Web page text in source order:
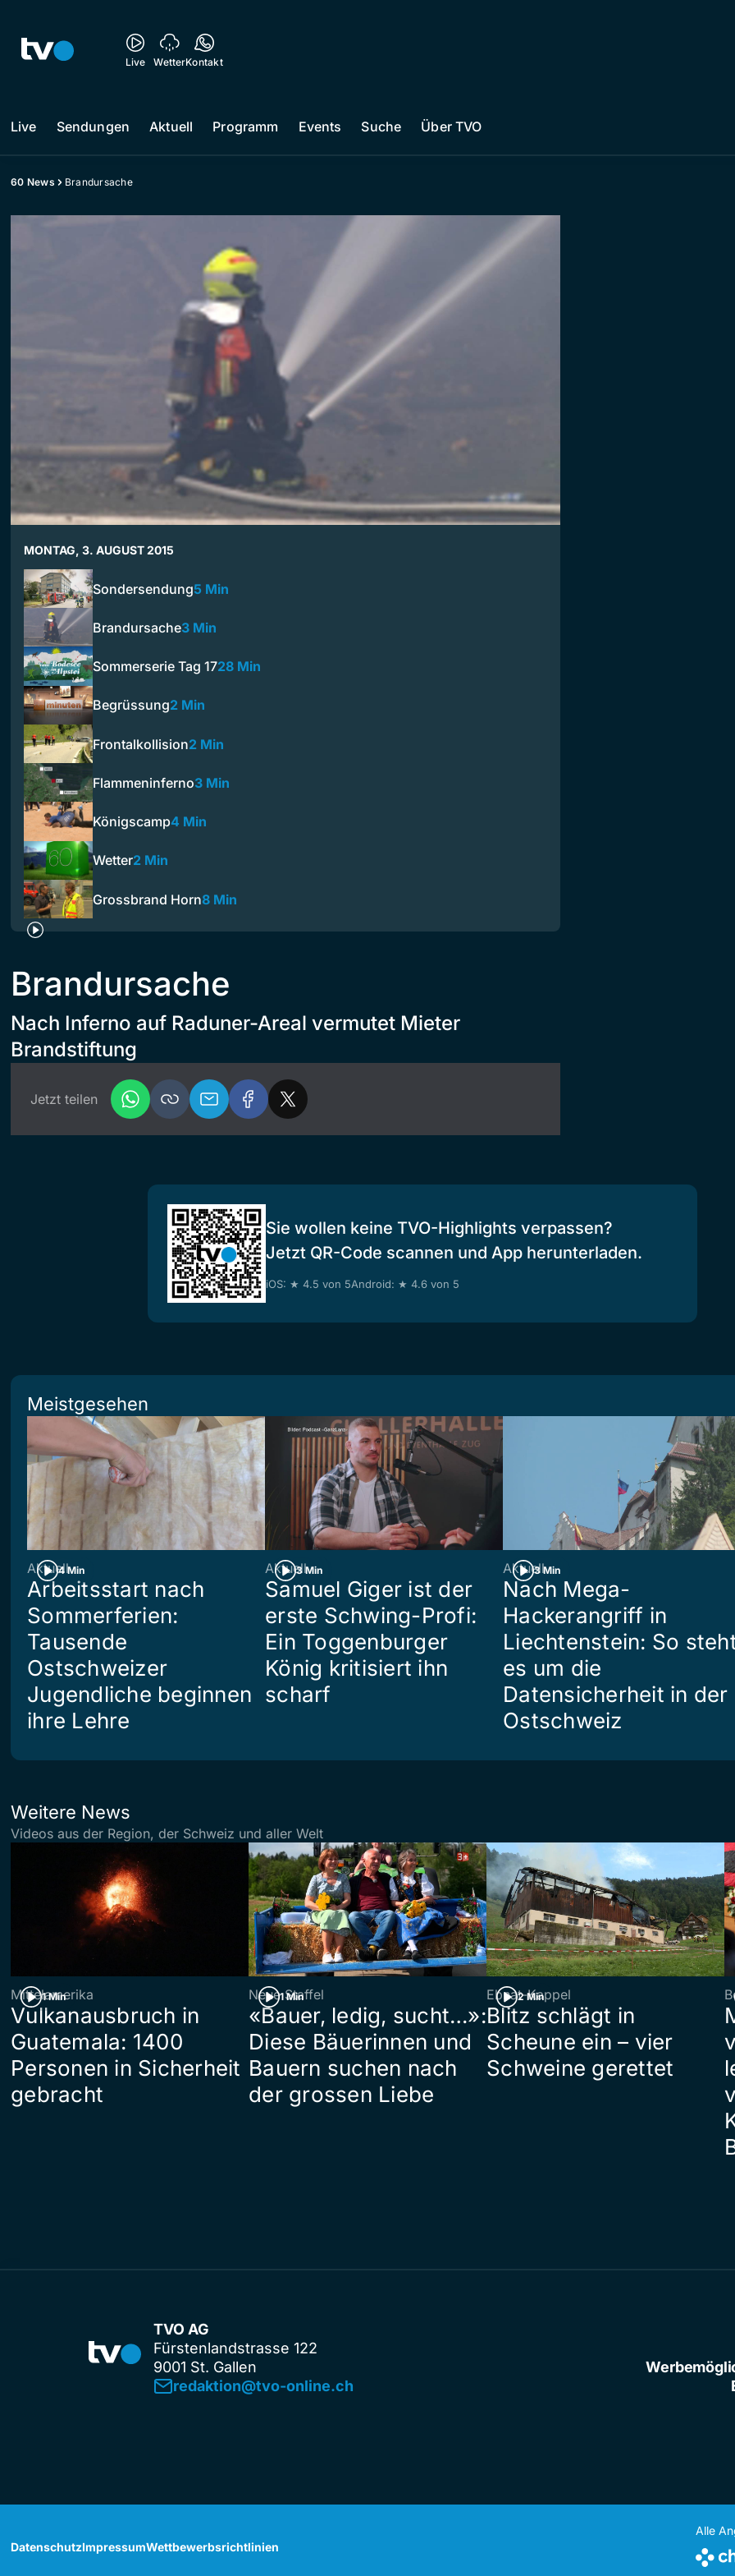
Live WetterKontakt
Live Sendungen Aktuell Programm Events Suche Über TVO
60 News Brandursache
MONTAG, 3. AUGUST 2015
Sondersendung5 Min
Brandursache3 Min
Sommerserie Tag 1728 Min
Begrüssung2 Min
Frontalkollision2 Min
Flammeninferno3 Min
Königscamp4 Min
Wetter2 Min
Grossbrand Horn8 Min
Brandursache
Nach Inferno auf Raduner-Areal vermutet Mieter
Brandstiftung
Jetzt teilen
Sie wollen keine TVO-Highlights verpassen?
Jetzt QR-Code scannen und App herunterladen.
iOS: ★ 4.5 von 5Android: ★ 4.6 von 5
Meistgesehen
4 Min
Aktuell
Arbeitsstart nach
Sommerferien:
Tausende
Ostschweizer
Jugendliche beginnen
ihre Lehre
3 Min
Aktuell
Samuel Giger ist der
erste Schwing-Profi:
Ein Toggenburger
König kritisiert ihn
scharf
3 Min
Aktuell
Nach Mega-
Hackerangriff in
Liechtenstein: So
es um die
Datensicherheit in der
Ostschweiz
Weitere News
Videos aus der Region, der Schweiz und aller Welt
1 Min
Mittelamerika
Vulkanausbruch in
Guatemala: 1400
Personen in Sicherheit
gebracht
1 Min
Neue Staffel
«Bauer, ledig, sucht…»:
Diese Bäuerinnen und
Bauern suchen nach
der grossen Liebe
2 Min
Ebnat-Kappel
Blitz schlägt in
Scheune ein – vier
Schweine gerettet
TVO AG
Fürstenlandstrasse 122
9001 St. Gallen
redaktion@tvo-online.ch
DatenschutzImpressumWettbewerbsrichtlinien
Alle